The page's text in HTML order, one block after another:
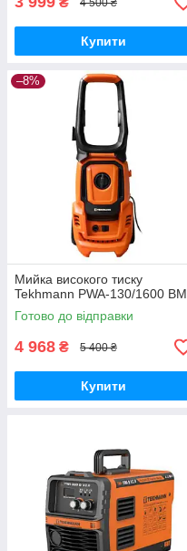
Купити
–8%
Мийка високого тиску
Tekhmann PWA-130/1600 BM
Готово до відправки
4 968 ₴ 5 400 ₴
Купити